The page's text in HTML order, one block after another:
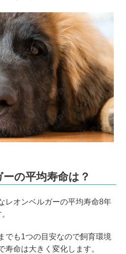
の平均寿命は？
レオンベルガーの平均寿命8年
でも1つの目安なので飼育環境
寿命は大きく変化します。